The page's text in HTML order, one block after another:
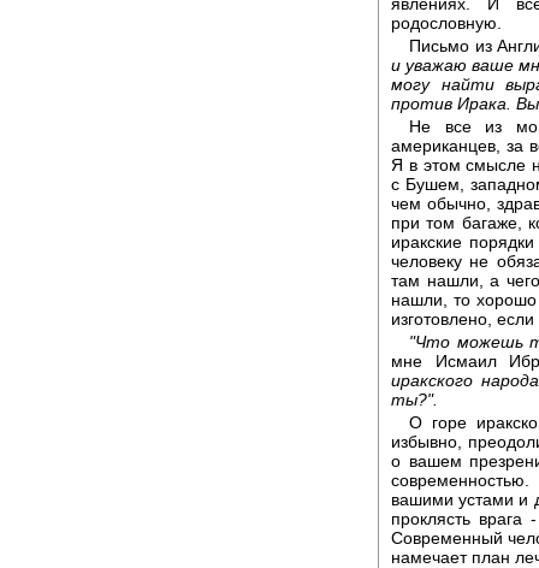
родословную.
Письмо из
и уважаю ваше
могу найти
против Ирака.
Не все из
американцев, за
Я в этом смысле
с Бушем,
чем обычно,
при том багаже,
иракские
человеку не
там нашли, а
нашли, то хорошо
изготовлено,
"Что можешь
мне Исмаил
иракского
ты?".
О горе
избывно,
о вашем
вашими устами и
проклясть врага
Современный
намечает план